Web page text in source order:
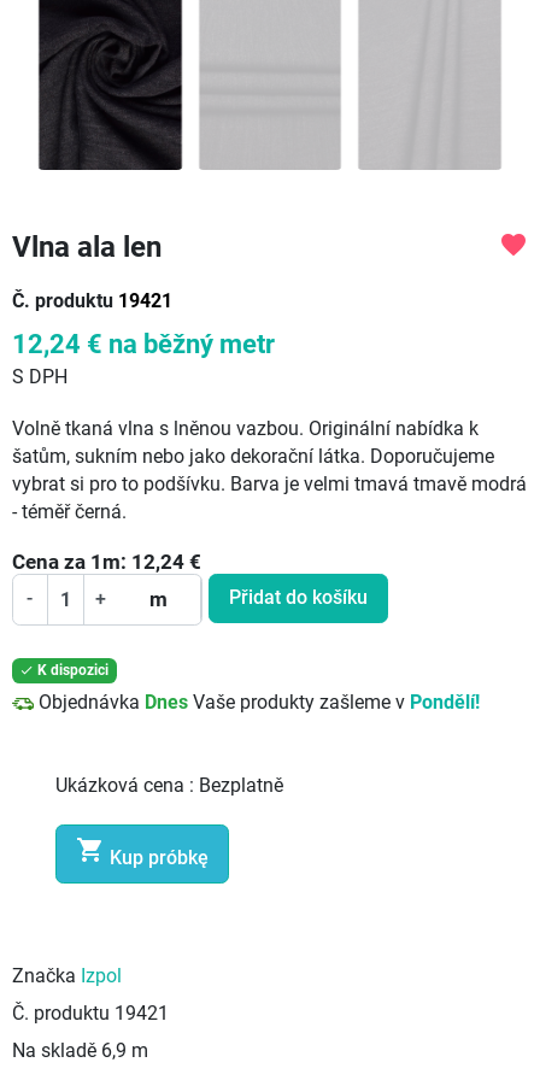
Vlna ala len
Č. produktu 19421
favorite
12,24 € na běžný metr
S DPH
Volně tkaná vlna s lněnou vazbou. Originální nabídka k
šatům, sukním nebo jako dekorační látka. Doporučujeme
vybrat si pro to podšívku. Barva je velmi tmavá tmavě modrá
- téměř černá.
Cena za 1 m: 12,24 €
- + m Přidat do košíku
 K dispozici
Objednávka Dnes Vaše produkty zašleme v Pondělí!
Ukázková cena : Bezplatně
 Kup próbkę
Značka Izpol
Č. produktu 19421
Na skladě 6,9 m